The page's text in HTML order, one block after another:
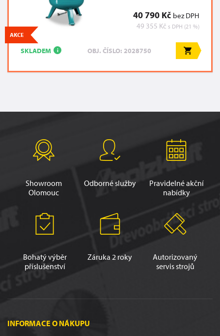
40 790 Kč bez DPH
49 355 Kč s DPH (21 %)
AKCE
SKLADEM i OBJ. ČÍSLO: 2028750
Showroom
Olomouc
Odborné služby
Pravidelné akční
nabídky
Bohatý výběr
příslušenství
Záruka 2 roky
Autorizovaný
servis strojů
INFORMACE O NÁKUPU